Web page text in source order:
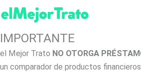
IMPORTANTE
el Mejor Trato NO OTORGA
un comparador de productos